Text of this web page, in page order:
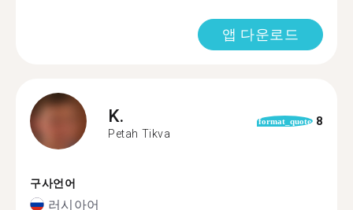
앱 다운로드
K.
Petah Tikva
format_quote 8
구사언어
러시아어